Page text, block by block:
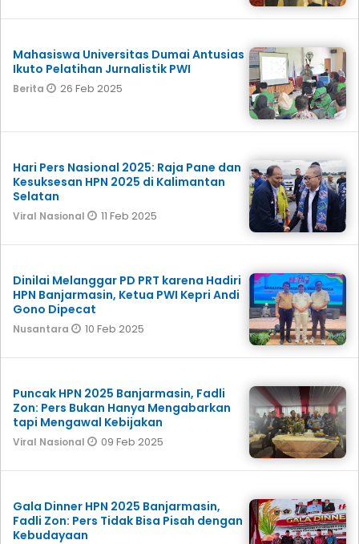
Mahasiswa Universitas Dumai Antusias
Ikuto Pelatihan Jurnalistik PWI
Berita 26 Feb 2025
Hari Pers Nasional 2025: Raja Pane dan
Kesuksesan HPN 2025 di Kalimantan
Selatan
Viral Nasional 11 Feb 2025
Dinilai Melanggar PD PRT karena Hadiri
HPN Banjarmasin, Ketua PWI Kepri Andi
Gono Dipecat
Nusantara 10 Feb 2025
Puncak HPN 2025 Banjarmasin, Fadli
Zon: Pers Bukan Hanya Mengabarkan
tapi Mengawal Kebijakan
Viral Nasional 09 Feb 2025
Gala Dinner HPN 2025 Banjarmasin,
Fadli Zon: Pers Tidak Bisa Pisah dengan
Kebudayaan